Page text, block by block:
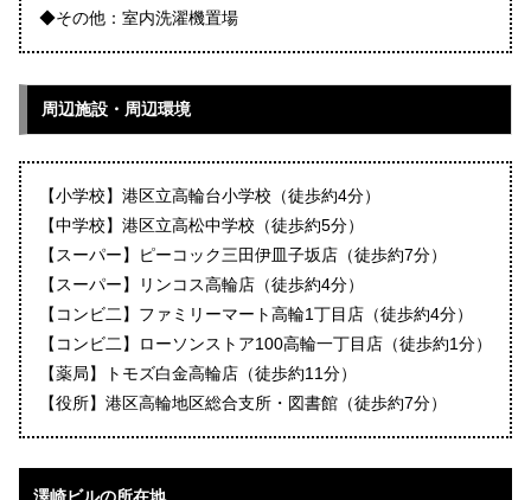
◆その他：室内洗濯機置場
周辺施設・周辺環境
【小学校】港区立高輪台小学校（徒歩約4分）
【中学校】港区立高松中学校（徒歩約5分）
【スーパー】ピーコック三田伊皿子坂店（徒歩約7分）
【スーパー】リンコス高輪店（徒歩約4分）
【コンビ二】ファミリーマート高輪1丁目店（徒歩約4分）
【コンビ二】ローソンストア100高輪一丁目店（徒歩約1分）
【薬局】トモズ白金高輪店（徒歩約11分）
【役所】港区高輪地区総合支所・図書館（徒歩約7分）